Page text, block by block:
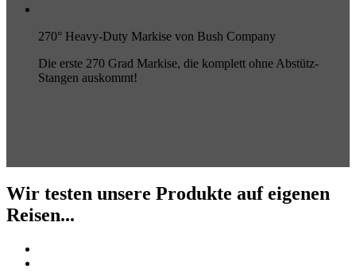
270° Heavy-Duty Markise von Bush Company
Die erste 270 Grad Markise, die komplett ohne Abstütz-
Stangen auskommt!
Wir testen unsere Produkte auf eigenen
Reisen...